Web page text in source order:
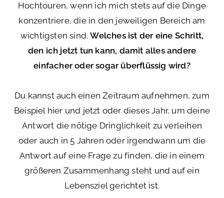
Hochtouren, wenn ich mich stets auf die Dinge
konzentriere, die in den jeweiligen Bereich am
wichtigsten sind.Welches ist der eine Schritt,
den ich jetzt tun kann, damit alles andere
einfacher oder sogar überflüssig wird?
Du kannst auch einen Zeitraum aufnehmen, zum
Beispiel hier und jetzt oder dieses Jahr, um deine
Antwort die nötige Dringlichkeit zu verleihen
oder auch in 5 Jahren oder irgendwann um die
Antwort auf eine Frage zu finden, die in einem
größeren Zusammenhang steht und auf ein
Lebensziel gerichtet ist.